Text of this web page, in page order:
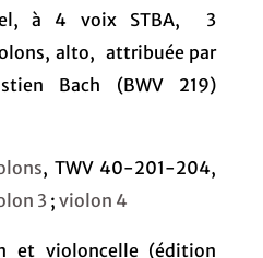
à 4 voix STBA, 3
alto, attribuée par
Bach (BWV 219)
, TWV 40-201-204,
3 ; violon 4
et violoncelle (édition